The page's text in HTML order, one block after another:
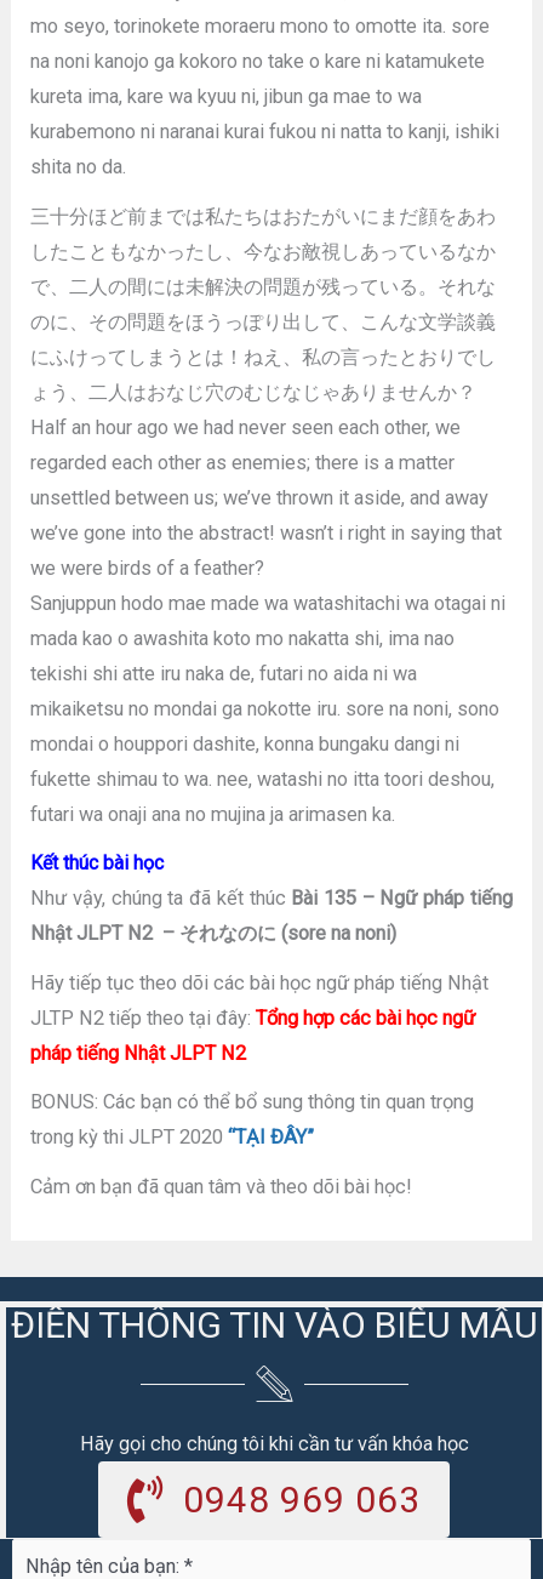
mo seyo, torinokete moraeru mono to omotte ita. sore
na noni kanojo ga kokoro no take o kare ni katamukete
kureta ima, kare wa kyuu ni, jibun ga mae to wa
kurabemono ni naranai kurai fukou ni natta to kanji, ishiki
shita no da.
三十分ほど前までは私たちはおたがいにまだ顔をあわ
したこともなかったし、今なお敵視しあっているなか
で、二人の間には未解決の問題が残っている。それな
のに、その問題をほうっぽり出して、こんな文学談義
にふけってしまうとは！ねえ、私の言ったとおりでし
ょう、二人はおなじ穴のむじなじゃありませんか？
Half an hour ago we had never seen each other, we
regarded each other as enemies; there is a matter
unsettled between us; we’ve thrown it aside, and away
we’ve gone into the abstract! wasn’t i right in saying that
we were birds of a feather?
Sanjuppun hodo mae made wa watashitachi wa otagai ni
mada kao o awashita koto mo nakatta shi, ima nao
tekishi shi atte iru naka de, futari no aida ni wa
mikaiketsu no mondai ga nokotte iru. sore na noni, sono
mondai o houppori dashite, konna bungaku dangi ni
fukette shimau to wa. nee, watashi no itta toori deshou,
futari wa onaji ana no mujina ja arimasen ka.
Kết thúc bài học
Như vậy, chúng ta đã kết thúc Bài 135 – Ngữ pháp tiếng
Nhật JLPT N2 – それなのに (sore na noni)
Hãy tiếp tục theo dõi các bài học ngữ pháp tiếng Nhật
JLTP N2 tiếp theo tại đây:Tổng hợp các bài học ngữ
pháp tiếng Nhật JLPT N2
BONUS: Các bạn có thể bổ sung thông tin quan trọng
trong kỳ thi JLPT 2020“TẠI ĐÂY”
Cảm ơn bạn đã quan tâm và theo dõi bài học!
ĐIỀN THÔNG TIN VÀO BIỂU MẪU
Hãy gọi cho chúng tôi khi cần tư vấn khóa học
0948 969 063